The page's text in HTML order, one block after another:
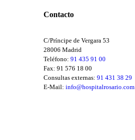
Contacto
C/Príncipe de Vergara 53
28006 Madrid
Teléfono: 91 435 91 00
Fax: 91 576 18 00
Consultas externas: 91 431 38 29
E-Mail: info@hospitalrosario.com